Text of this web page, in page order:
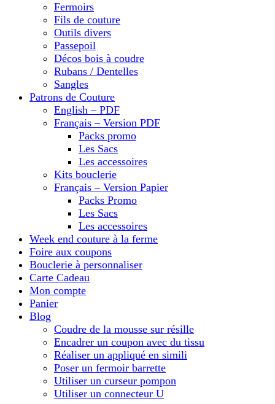
Fermoirs
Fils de couture
Outils divers
Passepoil
Décos bois à coudre
Rubans / Dentelles
Sangles
Patrons de Couture
English – PDF
Français – Version PDF
Packs promo
Les Sacs
Les accessoires
Kits bouclerie
Français – Version Papier
Packs Promo
Les Sacs
Les accessoires
Week end couture à la ferme
Foire aux coupons
Bouclerie à personnaliser
Carte Cadeau
Mon compte
Panier
Blog
Coudre de la mousse sur résille
Encadrer un coupon avec du tissu
Réaliser un appliqué en simili
Poser un fermoir barrette
Utiliser un curseur pompon
Utiliser un connecteur U